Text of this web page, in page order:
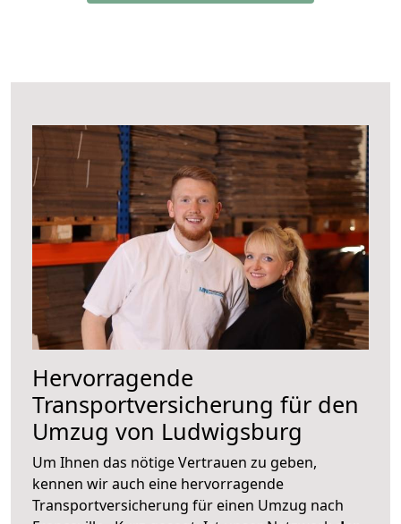
Hervorragende
Transportversicherung für den
Umzug von Ludwigsburg
Um Ihnen das nötige Vertrauen zu geben,
kennen wir auch eine hervorragende
Transportversicherung für einen Umzug nach